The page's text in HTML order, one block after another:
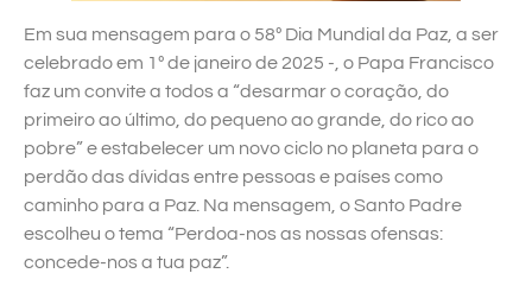
Em sua mensagem para o 58º Dia Mundial da Paz, a ser
celebrado em 1º de janeiro de 2025 -, o Papa Francisco
faz um convite a todos a “desarmar o coração, do
primeiro ao último, do pequeno ao grande, do rico ao
pobre” e estabelecer um novo ciclo no planeta para o
perdão das dívidas entre pessoas e países como
caminho para a Paz. Na mensagem, o Santo Padre
escolheu o tema “Perdoa-nos as nossas ofensas:
concede-nos a tua paz”.